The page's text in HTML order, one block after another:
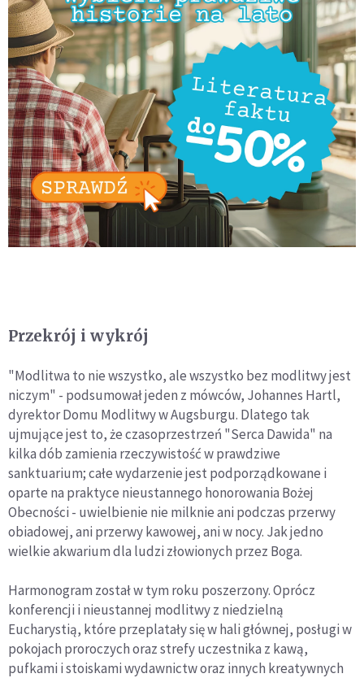
Przekrój i wykrój
"Modlitwa to nie wszystko, ale wszystko bez modlitwy jest
niczym" - podsumował jeden z mówców, Johannes Hartl,
dyrektor Domu Modlitwy w Augsburgu. Dlatego tak
ujmujące jest to, że czasoprzestrzeń "Serca Dawida" na
kilka dób zamienia rzeczywistość w prawdziwe
sanktuarium; całe wydarzenie jest podporządkowane i
oparte na praktyce nieustannego honorowania Bożej
Obecności - uwielbienie nie milknie ani podczas przerwy
obiadowej, ani przerwy kawowej, ani w nocy. Jak jedno
wielkie akwarium dla ludzi złowionych przez Boga.
Harmonogram został w tym roku poszerzony. Oprócz
konferencji i nieustannej modlitwy z niedzielną
Eucharystią, które przeplatały się w hali głównej, posługi w
pokojach proroczych oraz strefy uczestnika z kawą,
pufkami i stoiskami wydawnictw oraz innych kreatywnych